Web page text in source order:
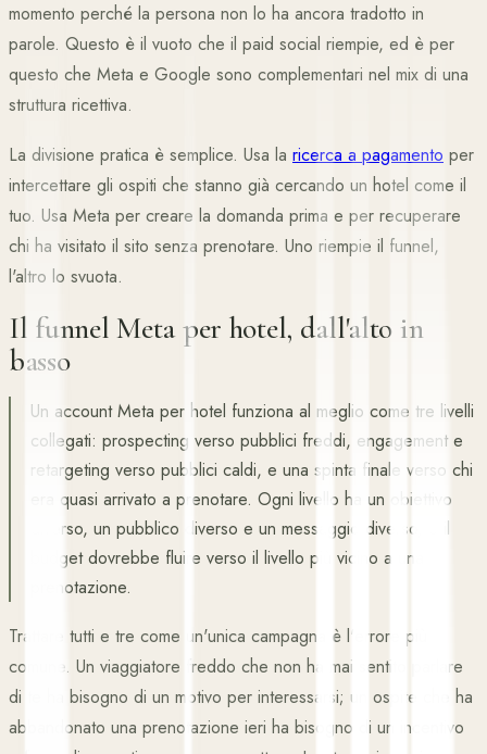
momento perché la persona non lo ha ancora tradotto in
parole. Questo è il vuoto che il paid social riempie, ed è per
questo che Meta e Google sono complementari nel mix di una
struttura ricettiva.
La divisione pratica è semplice. Usa la ricerca a pagamento per
intercettare gli ospiti che stanno già cercando un hotel come il
tuo. Usa Meta per creare la domanda prima e per recuperare
chi ha visitato il sito senza prenotare. Uno riempie il funnel,
l'altro lo svuota.
Il funnel Meta per hotel, dall'alto in
basso
Un account Meta per hotel funziona al meglio come tre livelli
collegati: prospecting verso pubblici freddi, engagement e
retargeting verso pubblici caldi, e una spinta finale verso chi
era quasi arrivato a prenotare. Ogni livello ha un obiettivo
diverso, un pubblico diverso e un messaggio diverso, e il
budget dovrebbe fluire verso il livello più vicino a una
prenotazione.
Trattare tutti e tre come un'unica campagna è l'errore più
comune. Un viaggiatore freddo che non ha mai sentito parlare
di te ha bisogno di un motivo per interessarsi; un ospite che ha
abbandonato una prenotazione ieri ha bisogno di un incentivo